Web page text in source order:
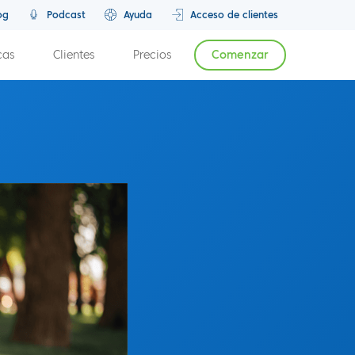
Podcast Ayuda Acceso de clientes
Clientes Precios Comenzar
Episodio anterior Próximo episodio